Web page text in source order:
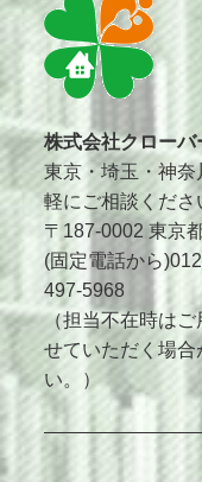
株式会社クローバ
東京・埼玉・神
軽にご相談くださ
〒187-0002 東京
(固定電話から
497-5968
（担当不在時はご
せていただく場合
い。）